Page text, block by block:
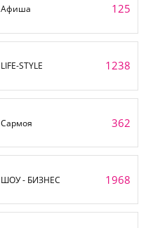
Афиша 125
LIFE-STYLE 1238
Сармоя 362
ШОУ - БИЗНЕС 1968